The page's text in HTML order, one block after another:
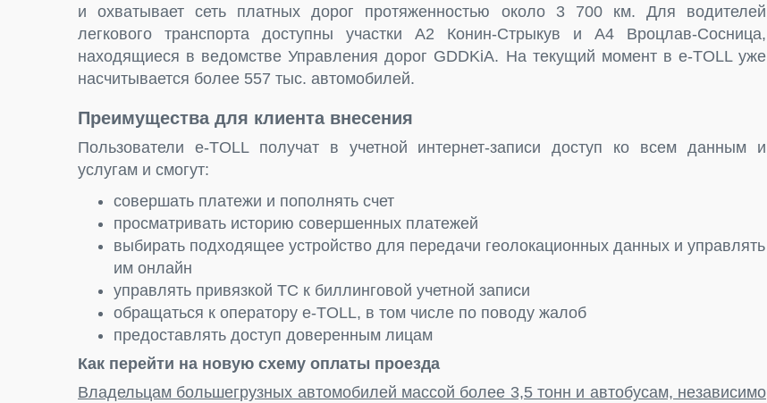
и охватывает сеть платных дорог протяженностью около 3 700 км. Для водителей
легкового транспорта доступны участки A2 Конин-Стрыкув и A4 Вроцлав-Сосница,
находящиеся в ведомстве Управления дорог GDDKiA. На текущий момент в e-TOLL уже
насчитывается более 557 тыс. автомобилей.
Преимущества для клиента внесения
Пользователи e-TOLL получат в учетной интернет-записи доступ ко всем данным и
услугам и смогут:
совершать платежи и пополнять счет
просматривать историю совершенных платежей
выбирать подходящее устройство для передачи геолокационных данных и управлять
им онлайн
управлять привязкой ТС к биллинговой учетной записи
обращаться к оператору e-TOLL, в том числе по поводу жалоб
предоставлять доступ доверенным лицам
Как перейти на новую схему оплаты проезда
Владельцам большегрузных автомобилей массой более 3,5 тонн и автобусам, независимо